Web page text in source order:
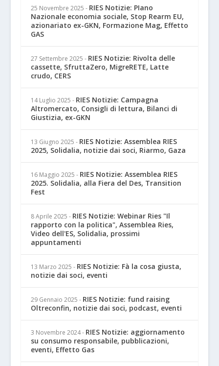
25 Novembre 2025 - RIES Notizie: PIano
Nazionale economia sociale, Stop Rearm EU,
azionariato ex-GKN, Formazione Mag, Effetto
GAS
27 Settembre 2025 - RIES Notizie: Rivolta delle
cassette, SfruttaZero, MigreRETE, Latte
crudo, CERS
14 Luglio 2025 - RIES Notizie: Campagna
Altromercato, Consigli di lettura, Bilanci di
Giustizia, ex-GKN
13 Giugno 2025 - RIES Notizie: Assemblea RIES
2025, Solidalia, notizie dai soci, Riarmo, Gaza
16 Maggio 2025 - RIES Notizie: Assemblea RIES
2025. Solidalia, alla Fiera del Des, Transition
Fest
8 Aprile 2025 - RIES Notizie: Webinar Ries "Il
rapporto con la politica", Assemblea Ries,
Video dell'ES, Solidalia, prossimi
appuntamenti
13 Marzo 2025 - RIES Notizie: Fà la cosa giusta,
notizie dai soci, eventi
29 Gennaio 2025 - RIES Notizie: fund raising
Oltreconfin, notizie dai soci, podcast, eventi
3 Novembre 2024 - RIES Notizie: aggiornamento
su consumo responsabile, pubblicazioni,
eventi, Effetto Gas